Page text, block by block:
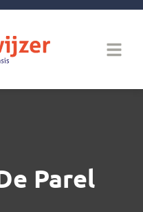
Parel